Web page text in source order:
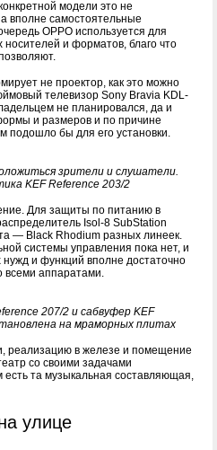
модели это не
вполне самостоятельные
OPPO используется для
и форматов, благо что
не проектор, как это можно
телевизор Sony Bravia KDL-
не планировался, да и
и размеров и по причине
подошло бы для его установки.
зрители и слушатели.
KEF Reference 203/2
Для защиты по питанию в
Isol-8 SubStation
— Black Rhodium разных линеек.
системы управления пока нет, и
нужд и функций вполне достаточно
всеми аппаратами.
207/2 и сабвуфер KEF
на мраморных плитах
реализацию в железе и помещение
со своими задачами
есть та музыкальная составляющая,
улице